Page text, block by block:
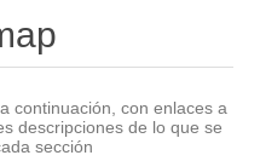
continuación, con enlaces a
descripciones de lo que se
sección